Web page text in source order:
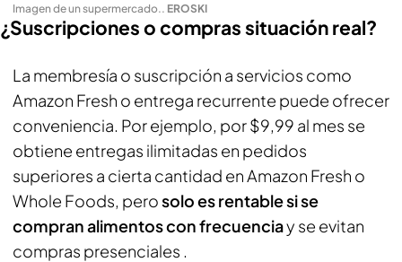
Imagen de un supermercado.. EROSKI
¿Suscripciones o compras situación real?
La membresía o suscripción a servicios como
Amazon Fresh o entrega recurrente puede ofrecer
conveniencia. Por ejemplo, por $9,99 al mes se
obtiene entregas ilimitadas en pedidos
superiores a cierta cantidad en Amazon Fresh o
Whole Foods, perosolo es rentable si se
compran alimentos con frecuenciay se evitan
compras presenciales .